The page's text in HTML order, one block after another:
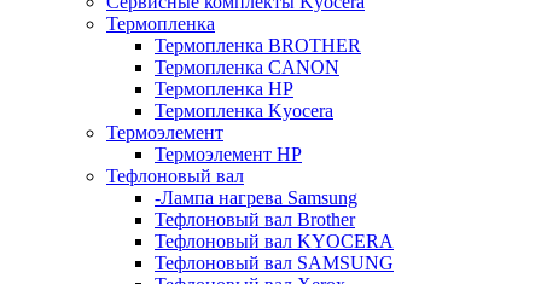
Термопленка
Термопленка BROTHER
Термопленка CANON
Термопленка HP
Термопленка Kyocera
Термоэлемент
Термоэлемент НР
Тефлоновый вал
-Лампа нагрева Samsung
Тефлоновый вал Brother
Тефлоновый вал KYOCERA
Тефлоновый вал SAMSUNG